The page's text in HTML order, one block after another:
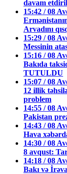
davam
15:42 / 08
Arvadını
15:29 / 08
Messinin
15:16 / 08
Bakıda
TUTULDU
15:07 / 08
12 illik
problem
14:55 / 08
Pakistan
14:43 / 08
Hava
14:30 / 08
8 avqust:
14:18 / 08
Bakı və